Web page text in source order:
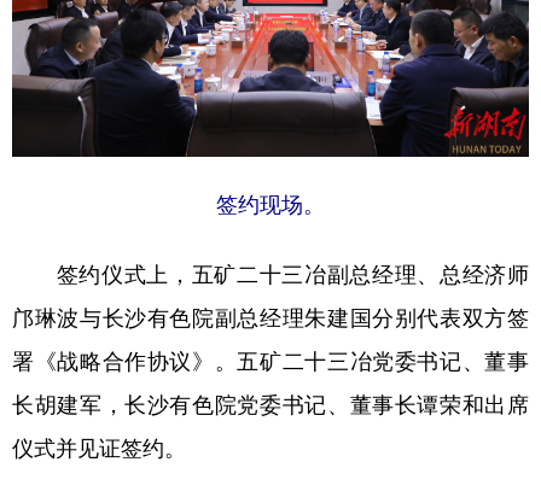
地方频道
北京 天津 河北 山西
辽宁 吉林 江苏
广东 广西 海南 重庆
四川 贵州 云南 西藏
陕西 甘肃 宁夏
签约现场。​
签约仪式上，五矿二十三冶副总经理、总经济师
邝琳波与长沙有色院副总经理朱建国分别代表双方签
署《战略合作协议》。五矿二十三冶党委书记、董事
长胡建军，长沙有色院党委书记、董事长谭荣和出席
仪式并见证签约。